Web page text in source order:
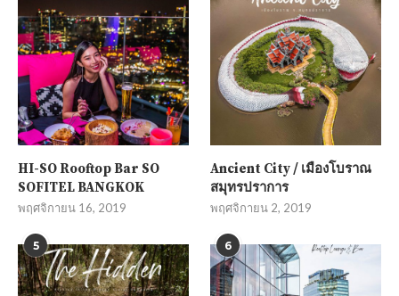
HI-SO Rooftop Bar SO
SOFITEL BANGKOK
พฤศจิกายน 16, 2019
Ancient City / เมืองโบราณ
สมุทรปราการ
พฤศจิกายน 2, 2019
5 6